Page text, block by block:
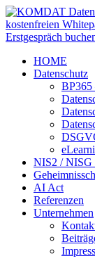
kostenfreien
Erstgespräch
HOME
Datenschutz
BP365
NIS2 / NISG
AI Act
Referenzen
Unternehmen